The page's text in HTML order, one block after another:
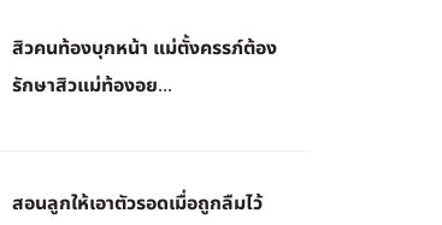
สิวคนท้องบุกหน้า แม่ตั้งครรภ์ต้อง
รักษาสิวแม่ท้องอย...
สอนลูกให้เอาตัวรอดเมื่อถูกลืมไว้